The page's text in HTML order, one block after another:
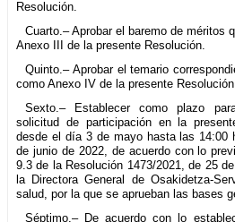
Resolución.
Cuarto.– Aprobar el baremo de méritos
Anexo III de la presente Resolución.
Quinto.– Aprobar el temario
como Anexo IV de la presente
Sexto.– Establecer como plazo
solicitud de participación en la
desde el día 3 de mayo hasta las 14:00
de junio de 2022, de acuerdo con lo
9.3 de la Resolución 1473/2021, de 25
la Directora General de Osakidetza-
salud, por la que se aprueban las bases
Séptimo.– De acuerdo con lo